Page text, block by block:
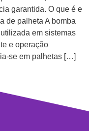
garantida. O que é e
de palheta A bomba
em sistemas
e operação
se em palhetas […]